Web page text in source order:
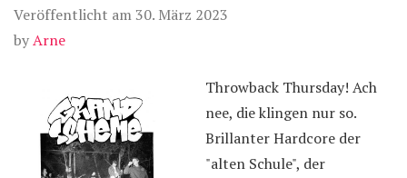
Veröffentlicht am 30. März 2023
byArne
Throwback Thursday! Ach
nee, die klingen nur so.
Brillanter Hardcore der
"alten Schule", der